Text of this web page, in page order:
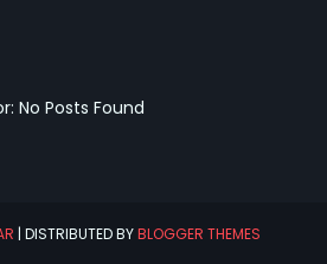
No Posts Found
| DISTRIBUTED BYBLOGGER THEMES